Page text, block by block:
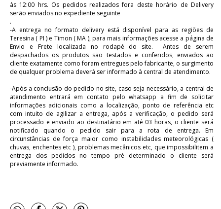
às 12:00 hrs. Os pedidos realizados fora deste horário de Delivery
serão enviados no expediente seguinte
.
-A entrega no formato delivery está disponível para as regiões de
Teresina ( PI ) e Timon ( MA ), para mais informações acesse a página de
Envio e Frete localizada no rodapé do site. Antes de serem
despachados os produtos são testados e conferidos, enviados ao
cliente exatamente como foram entregues pelo fabricante, o surgimento
de qualquer problema deverá ser informado à central de atendimento.
-Após a conclusão do pedido no site, caso seja necessário, a central de
atendimento entrará em contato pelo whatsapp a fim de solicitar
informações adicionais como a localização, ponto de referência etc
com intuito de agilizar a entrega, após a verificação, o pedido será
processado e enviado ao destinatário em até 03 horas, o cliente será
notificado quando o pedido sair para a rota de entrega. Em
circunstâncias de força maior como instabilidades meteorológicas (
chuvas, enchentes etc ), problemas mecânicos etc, que impossibilitem a
entrega dos pedidos no tempo pré determinado o cliente será
previamente informado.